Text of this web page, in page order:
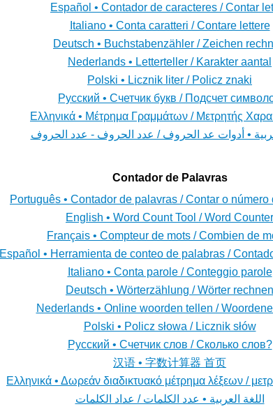
Español • Contador de caracteres / Contar
Italiano • Conta caratteri / Contare lettere
Deutsch • Buchstabenzähler / Zeichen
Nederlands • Letterteller / Karakter aantal
Polski • Licznik liter / Policz znaki
Русский • Счетчик букв / Подсчет
Ελληνικά • Μέτρημα Γραμμάτων / Μετρητής
• أدوات عد الحروف / عدد الحروف - عدد الحروف
Contador de Palavras
Português • Contador de palavras / Contar o número
English • Word Count Tool / Word Counter
Français • Compteur de mots / Combien de
Español • Herramienta de conteo de palabras /
Italiano • Conta parole / Conteggio parole
Deutsch • Wörterzählung / Wörter rechnen
Nederlands • Online woorden tellen /
Polski • Policz słowa / Licznik słów
Русский • Счетчик слов / Сколько слов?
汉语 • 字数计算器 首页
Ελληνικά • Δωρεάν διαδικτυακό μέτρημα λέξεων /
اللغة العربية • عدد الكلمات / عداد الكلمات